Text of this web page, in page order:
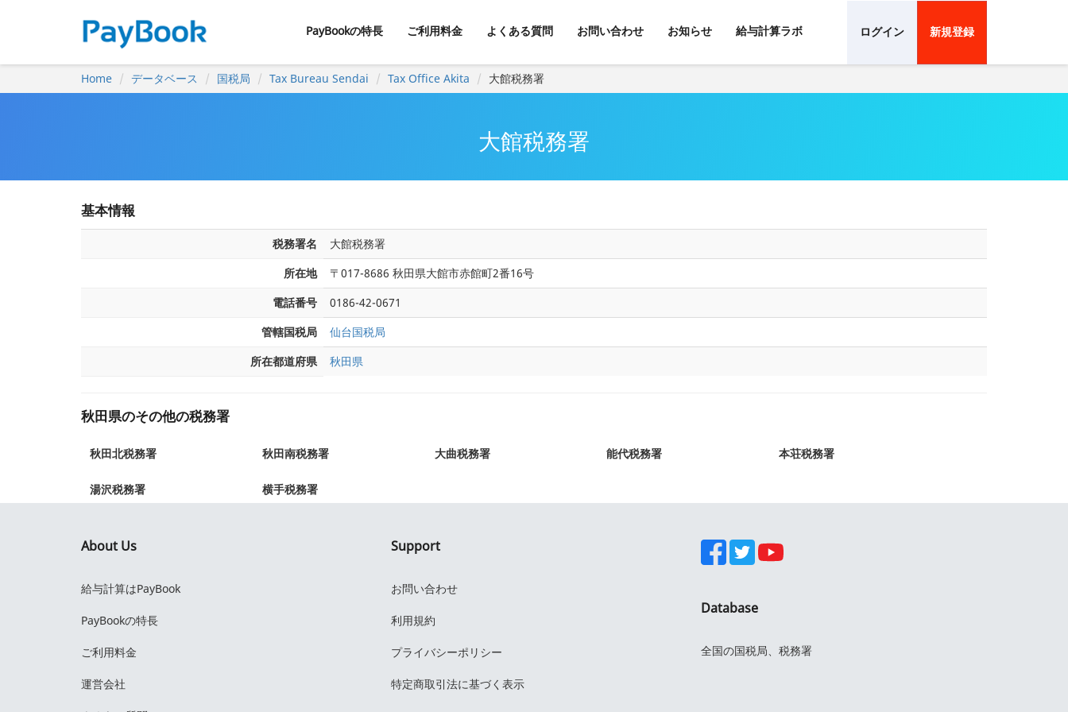
PayBookの特長 ご利用料金 よくある質問 お問い合わせ お知らせ 給与計算ラボ ログイン 新規登録
Home データベース 国税局 Tax Bureau Sendai Tax Office Akita 大館税務署
大館税務署
基本情報
税務署名
大館税務署
所在地
〒017-8686 秋田県大館市赤館町2番16号
電話番号
0186-42-0671
管轄国税局
仙台国税局
所在都道府県
秋田県
秋田県のその他の税務署
秋田北税務署 秋田南税務署 大曲税務署 能代税務署 本荘税務署
湯沢税務署 横手税務署
About Us
給与計算はPayBook
PayBookの特長
ご利用料金
運営会社
Support
お問い合わせ
利用規約
プライバシーポリシー
特定商取引法に基づく表示
Database
全国の国税局、税務署